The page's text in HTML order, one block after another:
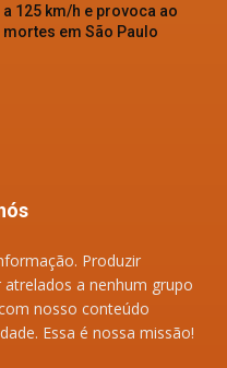
125 km/h e provoca ao
em São Paulo
Produzir
a nenhum grupo
nosso conteúdo
Essa é nossa missão!